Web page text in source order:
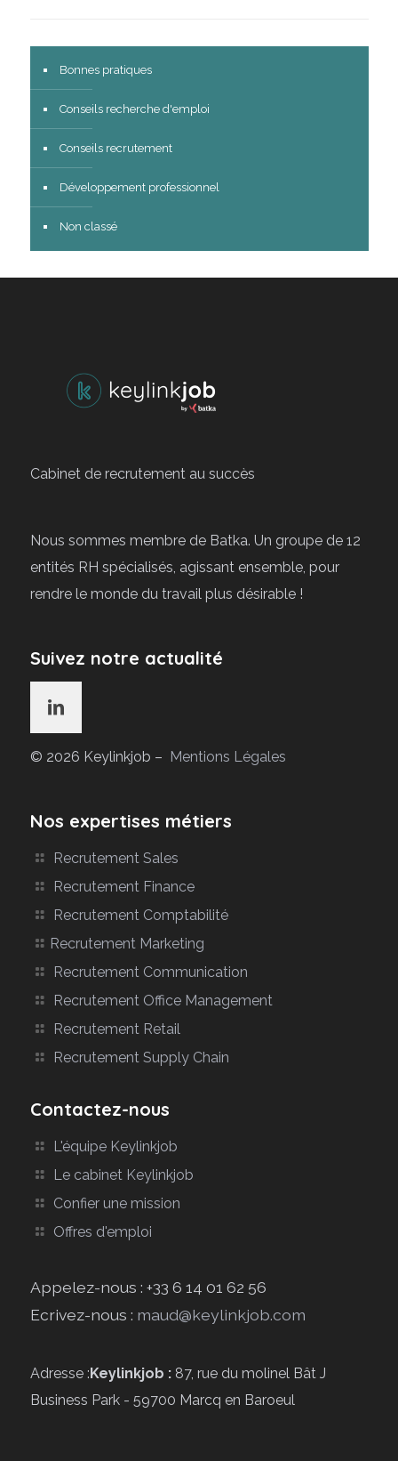
Bonnes pratiques
Conseils recherche d'emploi
Conseils recrutement
Développement professionnel
Non classé
Cabinet de recrutement au succès
Nous sommes membre de Batka. Un groupe de 12
entités RH spécialisés, agissant ensemble, pour
rendre le monde du travail plus désirable !
Suivez notre actualité
© 2026 Keylinkjob – Mentions Légales
Nos expertises métiers
Recrutement Sales
Recrutement Finance
Recrutement Comptabilité
Recrutement Marketing
Recrutement Communication
Recrutement Office Management
Recrutement Retail
Recrutement Supply Chain
Contactez-nous
L'équipe Keylinkjob
Le cabinet Keylinkjob
Confier une mission
Offres d'emploi
Appelez-nous : +33 6 14 01 62 56
Ecrivez-nous : maud@keylinkjob.com
Adresse : Keylinkjob :87, rue du molinel Bât J
Business Park - 59700 Marcq en Baroeul